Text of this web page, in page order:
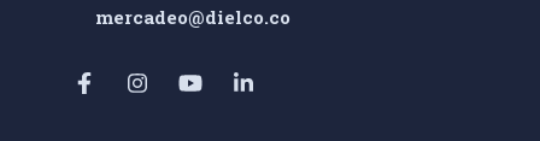
mercadeo@dielco.co